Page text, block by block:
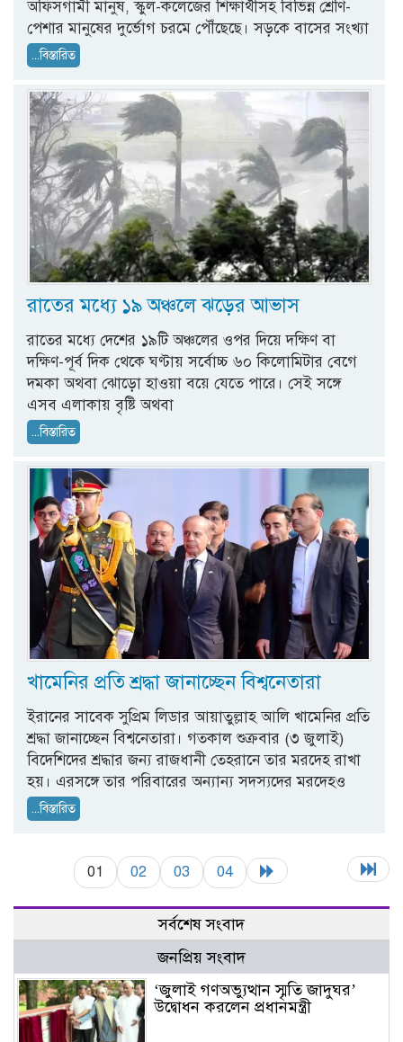
অফিসগামী মানুষ, স্কুল-কলেজের শিক্ষার্থীসহ বিভিন্ন শ্রেণি-
পেশার মানুষের দুর্ভোগ চরমে পৌঁছেছে। সড়কে বাসের সংখ্যা
...বিস্তারিত
রাতের মধ্যে ১৯ অঞ্চলে ঝড়ের আভাস
রাতের মধ্যে দেশের ১৯টি অঞ্চলের ওপর দিয়ে দক্ষিণ বা
দক্ষিণ-পূর্ব দিক থেকে ঘণ্টায় সর্বোচ্চ ৬০ কিলোমিটার বেগে
দমকা অথবা ঝোড়ো হাওয়া বয়ে যেতে পারে। সেই সঙ্গে
এসব এলাকায় বৃষ্টি অথবা
...বিস্তারিত
খামেনির প্রতি শ্রদ্ধা জানাচ্ছেন বিশ্বনেতারা
ইরানের সাবেক সুপ্রিম লিডার আয়াতুল্লাহ আলি খামেনির প্রতি
শ্রদ্ধা জানাচ্ছেন বিশ্বনেতারা। গতকাল শুক্রবার (৩ জুলাই)
বিদেশিদের শ্রদ্ধার জন্য রাজধানী তেহরানে তার মরদেহ রাখা
হয়। এরসঙ্গে তার পরিবারের অন্যান্য সদস্যদের মরদেহও
...বিস্তারিত
01 02 03 04
সর্বশেষ সংবাদ
জনপ্রিয় সংবাদ
‘জুলাই গণঅভ্যুত্থান স্মৃতি জাদুঘর’
উদ্বোধন করলেন প্রধানমন্ত্রী